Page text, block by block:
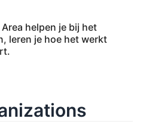
helpen je bij het
leren je hoe het werkt